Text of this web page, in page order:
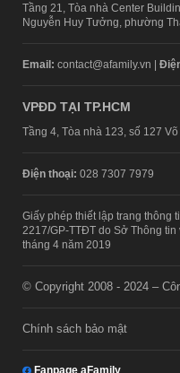
Tầng 21, Tòa nhà Center
Nguyễn Huy Tưởng, phường
Email: contact@afamily.vn |
VPĐD TẠI TP.HCM
Tầng 4, Tòa nhà 123, số 127
Điện thoại: 028 7307 7979
Giấy phép thiết lập trang thông
2217/GP-TTĐT do Sở Thông
tháng 4 năm 2019
© Copyright 2008 - 2024 –
Chính sách bảo mật
Fanpage aFamily